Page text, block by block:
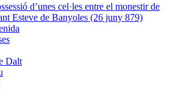
d’unes cel·les entre el monestir de
Esteve de Banyoles (26 juny 879)
Dalt